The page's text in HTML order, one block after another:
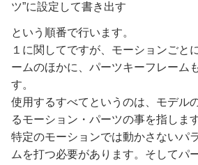
ツ”に設定して書き出す
という順番で行います。
１に関してですが、モーションごと
ームのほかに、パーツキーフレーム
す。
使用するすべてというのは、モデル
るモーション・パーツの事を指します
特定のモーションでは動かさないパ
ムを打つ必要があります。そしてパ